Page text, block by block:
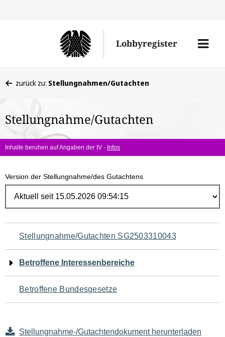
Lobbyregister
Menü
befinden
hier:
zurück zu: Stellungnahmen/Gutachten
Stellungnahme/Gutachten
Inhalte beruhen auf Angaben der IV - Infos
Version der Stellungnahme/des Gutachtens
Navigation
für
den
Seiteninhalt
Stellungnahme/Gutachten SG2503310043
Betroffene Interessenbereiche
Betroffene Bundesgesetze
Stellungnahme-/Gutachtendokument herunterladen